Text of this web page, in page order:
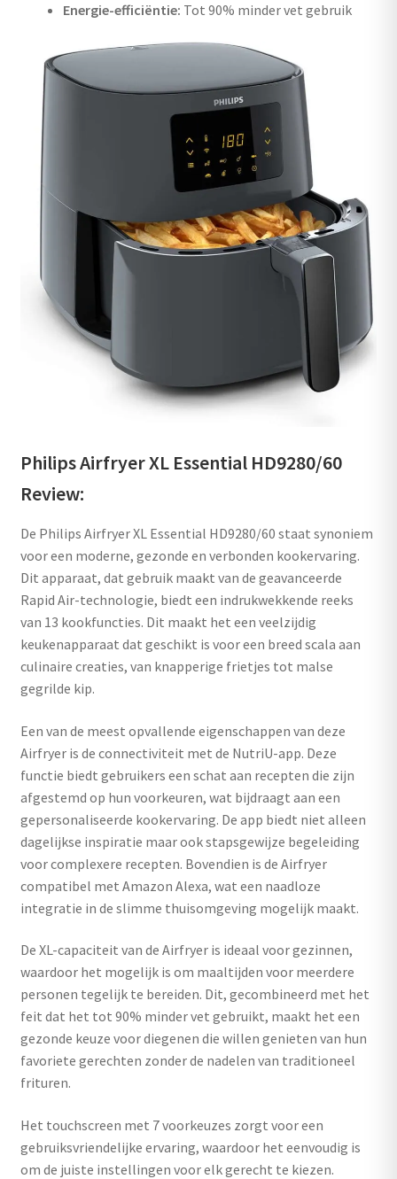
Energie-efficiëntie: Tot 90% minder vet gebruik
Philips Airfryer XL Essential HD9280/60
Review:
De Philips Airfryer XL Essential HD9280/60 staat synoniem
voor een moderne, gezonde en verbonden kookervaring.
Dit apparaat, dat gebruik maakt van de geavanceerde
Rapid Air-technologie, biedt een indrukwekkende reeks
van 13 kookfuncties. Dit maakt het een veelzijdig
keukenapparaat dat geschikt is voor een breed scala aan
culinaire creaties, van knapperige frietjes tot malse
gegrilde kip.
Een van de meest opvallende eigenschappen van deze
Airfryer is de connectiviteit met de NutriU-app. Deze
functie biedt gebruikers een schat aan recepten die zijn
afgestemd op hun voorkeuren, wat bijdraagt aan een
gepersonaliseerde kookervaring. De app biedt niet alleen
dagelijkse inspiratie maar ook stapsgewijze begeleiding
voor complexere recepten. Bovendien is de Airfryer
compatibel met Amazon Alexa, wat een naadloze
integratie in de slimme thuisomgeving mogelijk maakt.
De XL-capaciteit van de Airfryer is ideaal voor gezinnen,
waardoor het mogelijk is om maaltijden voor meerdere
personen tegelijk te bereiden. Dit, gecombineerd met het
feit dat het tot 90% minder vet gebruikt, maakt het een
gezonde keuze voor diegenen die willen genieten van hun
favoriete gerechten zonder de nadelen van traditioneel
frituren.
Het touchscreen met 7 voorkeuzes zorgt voor een
gebruiksvriendelijke ervaring, waardoor het eenvoudig is
om de juiste instellingen voor elk gerecht te kiezen.